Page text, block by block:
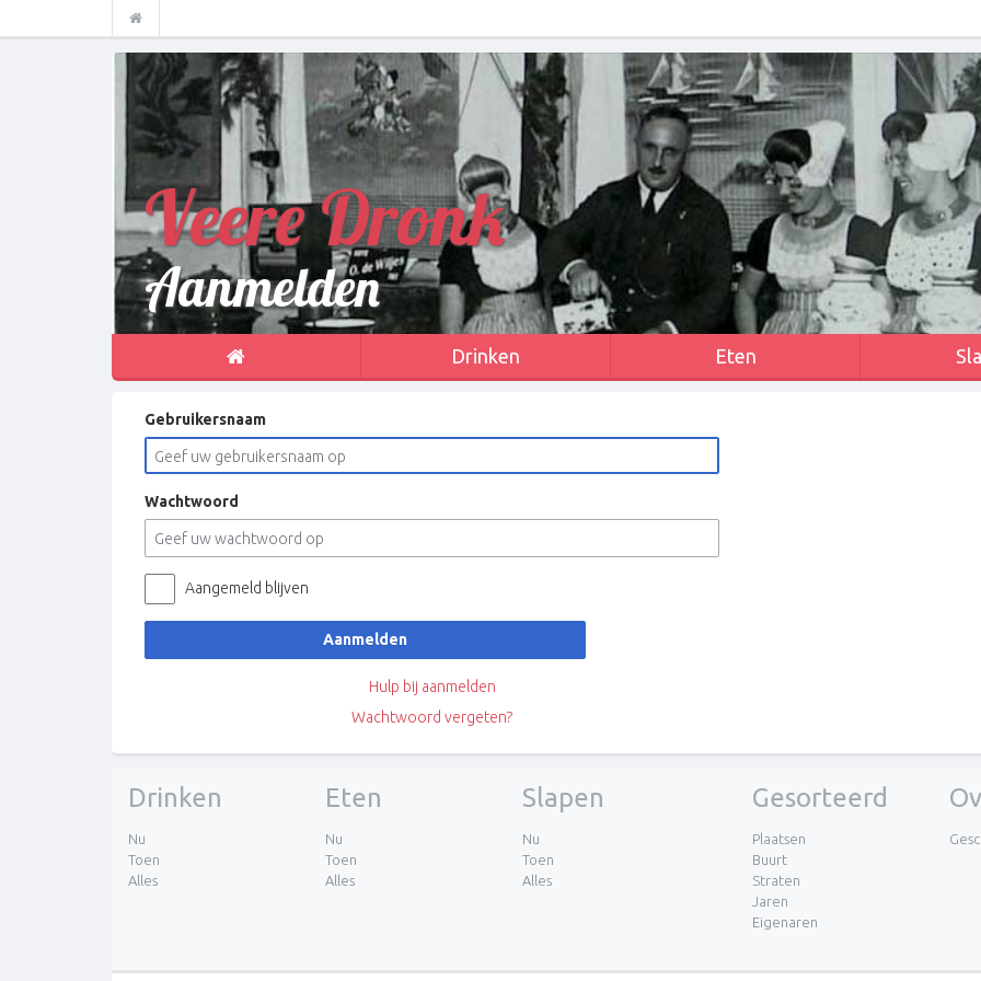
Veere Dronk
Aanmelden
Drinken Eten
Gebruikersnaam
Wachtwoord
Aangemeld blijven
Aanmelden
Hulp bij aanmelden
Wachtwoord vergeten?
Drinken
Nu
Toen
Alles
Eten
Nu
Toen
Alles
Slapen
Nu
Toen
Alles
Gesorteerd
Plaatsen
Buurt
Straten
Jaren
Eigenaren